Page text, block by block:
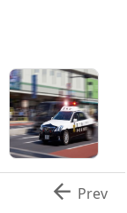
 Prev